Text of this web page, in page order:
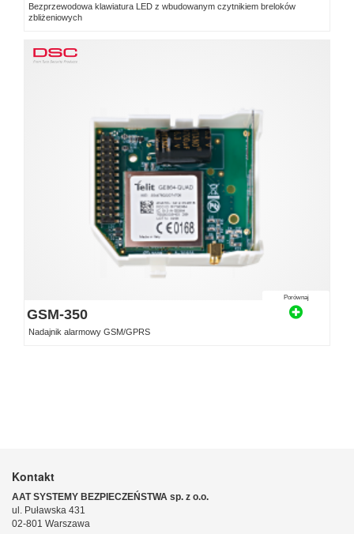
Bezprzewodowa klawiatura LED z wbudowanym czytnikiem breloków
zbliżeniowych
Porównaj
GSM-350
Nadajnik alarmowy GSM/GPRS
Kontakt
AAT SYSTEMY BEZPIECZEŃSTWA sp. z o.o.
ul. Puławska 431
02-801 Warszawa